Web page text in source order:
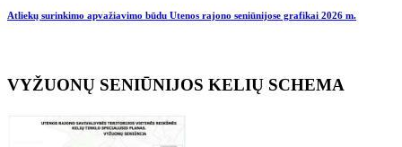
Atliekų surinkimo apvažiavimo būdu Utenos rajono seniūnijose grafikai 2026 m.
VYŽUONŲ SENIŪNIJOS KELIŲ SCHEMA